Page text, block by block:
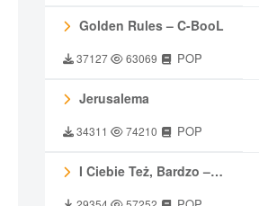
Golden Rules – C-BooL
37127 63069 POP
Jerusalema
34311 74210 POP
I Ciebie Też, Bardzo – Męskie Granie